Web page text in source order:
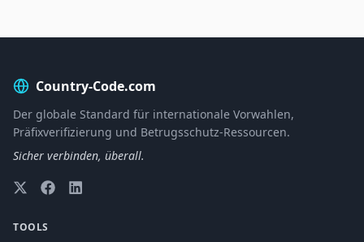
Country-Code.com
Der globale Standard für internationale Vorwahlen,
Präfixverifizierung und Betrugsschutz-Ressourcen.
Sicher verbinden, überall.
TOOLS